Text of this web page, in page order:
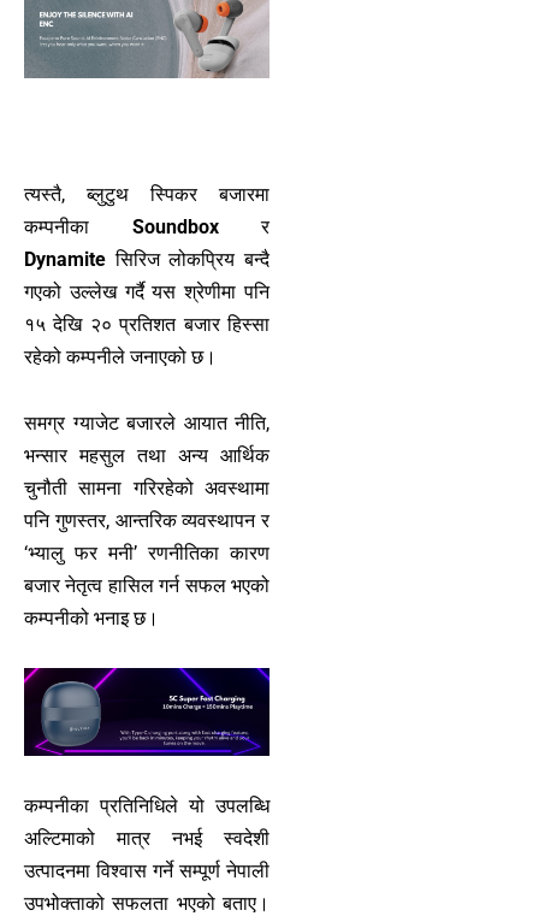
त्यस्तै, ब्लुटुथ स्पिकर बजारमा
कम्पनीका Soundboxर
Dynamiteसिरिज लोकप्रिय बन्दै
गएको उल्लेख गर्दै यस श्रेणीमा पनि
१५ देखि २० प्रतिशत बजार हिस्सा
रहेको कम्पनीले जनाएको छ।
समग्र ग्याजेट बजारले आयात नीति,
भन्सार महसुल तथा अन्य आर्थिक
चुनौती सामना गरिरहेको अवस्थामा
पनि गुणस्तर, आन्तरिक व्यवस्थापन र
‘भ्यालु फर मनी’ रणनीतिका कारण
बजार नेतृत्व हासिल गर्न सफल भएको
कम्पनीको भनाइ छ।
कम्पनीका प्रतिनिधिले यो उपलब्धि
अल्टिमाको मात्र नभई स्वदेशी
उत्पादनमा विश्वास गर्ने सम्पूर्ण नेपाली
उपभोक्ताको सफलता भएको बताए।